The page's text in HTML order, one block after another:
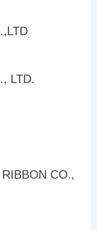
LTD.
CO.,